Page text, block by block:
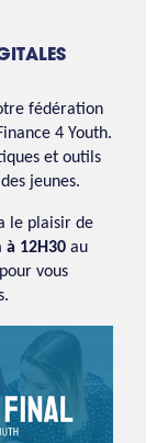
fédération
4 Youth.
et outils
jeunes.
le plaisir de
à 12H30 au
vous